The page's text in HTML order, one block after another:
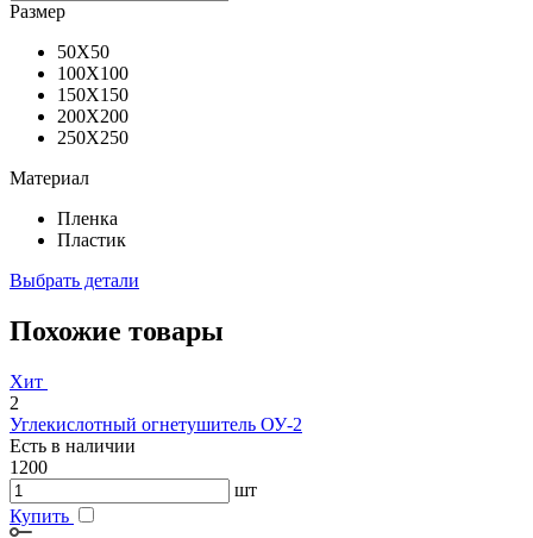
Размер
50X50
100X100
150X150
200X200
250X250
Материал
Пленка
Пластик
Выбрать детали
Похожие товары
Хит
2
Углекислотный огнетушитель ОУ-2
Есть в наличии
1200
шт
Купить